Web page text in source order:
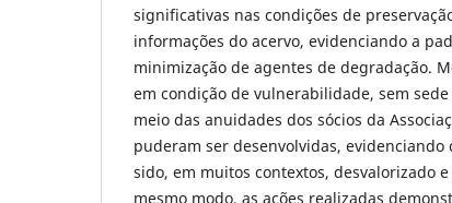
significativas nas condições de
informações do acervo, evidenciando a
minimização de agentes de degradação.
em condição de vulnerabilidade, sem
meio das anuidades dos sócios da
puderam ser desenvolvidas,
sido, em muitos contextos, desvalorizado
mesmo modo, as ações realizadas